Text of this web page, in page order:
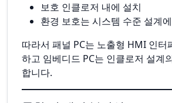
보호 인클로저 내에 설치
환경 보호는 시스템 수준 설계
따라서 패널 PC는 노출형 HMI 인터
하고 임베디드 PC는 인클로저 설계
합니다.